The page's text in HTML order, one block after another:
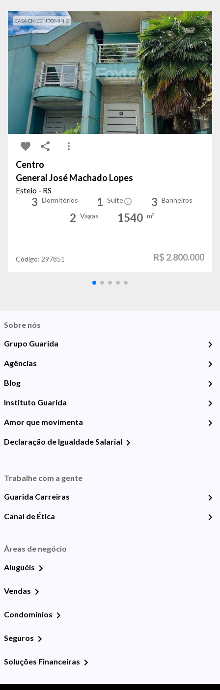
CASA EM CONDOMINIO
Centro
General José Machado Lopes
Esteio - RS
3 Dormitórios 1 Suíte 3 Banheiros
2 Vagas 1540 m²
Código: 297851 R$ 2.800.000
Sobre nós
Grupo Guarida
Agências
Blog
Instituto Guarida
Amor que movimenta
Declaração de Igualdade Salarial
Trabalhe com a gente
Guarida Carreiras
Canal de Ética
Áreas de negócio
Aluguéis
Vendas
Condomínios
Seguros
Soluções Financeiras